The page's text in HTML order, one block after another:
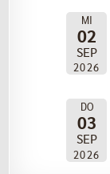
MI
02
SEP
2026
DO
03
SEP
2026